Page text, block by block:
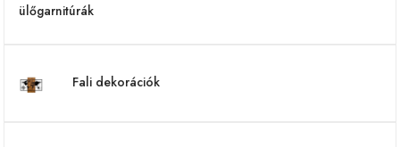
Fali dekorációk